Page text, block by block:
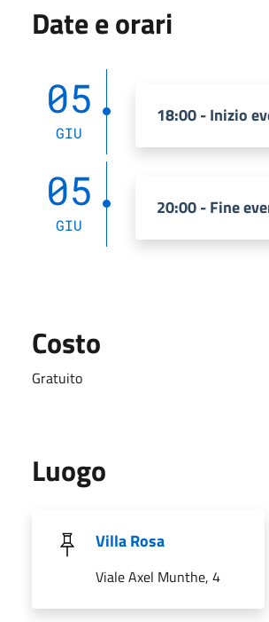
Date e orari
05
GIU
18:00 - Inizio
05
GIU
20:00 - Fine
Costo
Gratuito
Luogo
Villa Rosa
Viale Axel Munthe, 4